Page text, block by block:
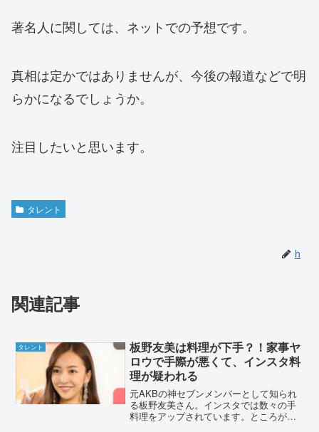
著名人に関しては、ネットでの予想です。
真相は定かではありませんが、今後の報道などで明
らかになるでしょうか。
注目したいと思います。
タレント
h
関連記事
タレント
板野友美は料理が下手？！家事ヤ
ロウで手際が悪くて、インスタ料
理が疑われる
元AKBの神セブンメンバーとして知られ
る板野友美さん。インスタでは数々の手
料理をアップされています。ところが家